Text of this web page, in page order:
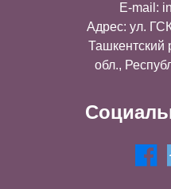
E-mail:
Адрес: ул.
Ташкентский
обл.,